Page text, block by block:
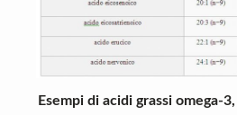
Esempi di acidi grassi omega-